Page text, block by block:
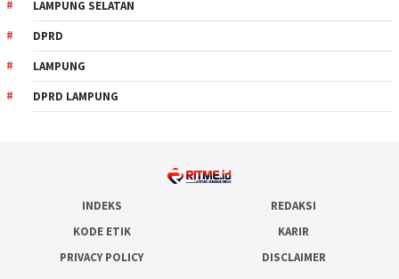
LAMPUNG SELATAN
DPRD
LAMPUNG
DPRD LAMPUNG
INDEKS
REDAKSI
KODE ETIK
KARIR
PRIVACY POLICY
DISCLAIMER